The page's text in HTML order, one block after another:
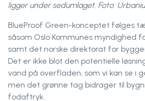
ligger under sedumlaget. Foto:
BlueProof Green-konceptet følges
såsom Oslo Kommunes myndighed
samt det norske direktorat for
Det er ikke blot den potentielle
vand på overfladen, som vi kan se i
men det grønne tag bidrager til
fodaftryk.